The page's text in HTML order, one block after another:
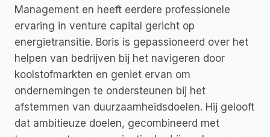
Management en heeft eerdere professionele
ervaring in venture capital gericht op
energietransitie. Boris is gepassioneerd over het
helpen van bedrijven bij het navigeren door
koolstofmarkten en geniet ervan om
ondernemingen te ondersteunen bij het
afstemmen van duurzaamheidsdoelen. Hij gelooft
dat ambitieuze doelen, gecombineerd met